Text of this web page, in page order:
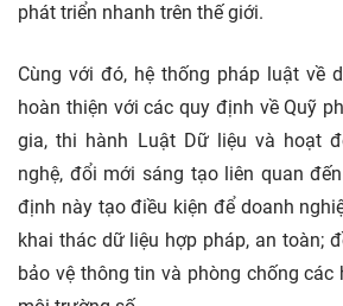
phát triển nhanh trên thế giới.
Cùng với đó, hệ thống pháp luật về
hoàn thiện với các quy định về Quỹ
gia, thi hành Luật Dữ liệu và hoạt
nghệ, đổi mới sáng tạo liên quan
định này tạo điều kiện để doanh
khai thác dữ liệu hợp pháp, an toàn;
bảo vệ thông tin và phòng chống các